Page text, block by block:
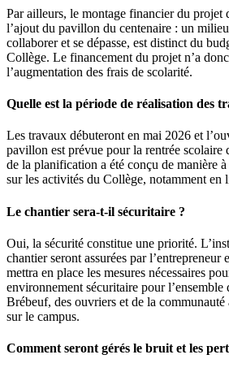
Par ailleurs, le montage financier du projet
l’ajout du pavillon du centenaire : un
collaborer et se dépasse, est distinct du
Collège. Le financement du projet n’a
l’augmentation des frais de scolarité.
Quelle est la période de réalisation des
Les travaux débuteront en mai 2026 et
pavillon est prévue pour la rentrée scolaire
de la planification a été conçu de manière
sur les activités du Collège, notamment en
Le chantier sera-t-il sécuritaire ?
Oui, la sécurité constitue une priorité.
chantier seront assurées par l’entrepreneur
mettra en place les mesures nécessaires
environnement sécuritaire pour l’ensemble
Brébeuf, des ouvriers et de la
sur le campus.
Comment seront gérés le bruit et les